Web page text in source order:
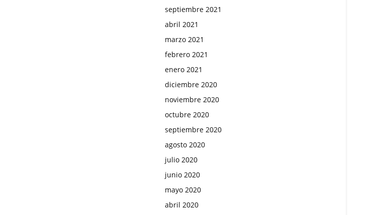
septiembre 2021
abril 2021
marzo 2021
febrero 2021
enero 2021
diciembre 2020
noviembre 2020
octubre 2020
septiembre 2020
agosto 2020
julio 2020
junio 2020
mayo 2020
abril 2020